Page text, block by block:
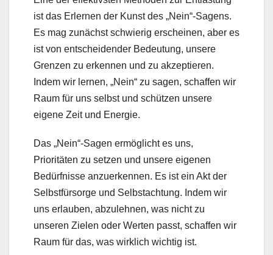
ist das Erlernen der Kunst des „Nein“-Sagens.
Es mag zunächst schwierig erscheinen, aber es
ist von entscheidender Bedeutung, unsere
Grenzen zu erkennen und zu akzeptieren.
Indem wir lernen, „Nein“ zu sagen, schaffen wir
Raum für uns selbst und schützen unsere
eigene Zeit und Energie.
Das „Nein“-Sagen ermöglicht es uns,
Prioritäten zu setzen und unsere eigenen
Bedürfnisse anzuerkennen. Es ist ein Akt der
Selbstfürsorge und Selbstachtung. Indem wir
uns erlauben, abzulehnen, was nicht zu
unseren Zielen oder Werten passt, schaffen wir
Raum für das, was wirklich wichtig ist.